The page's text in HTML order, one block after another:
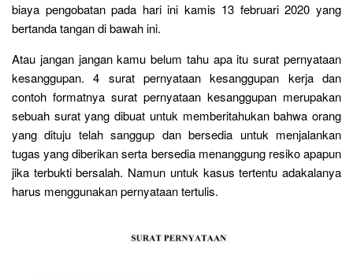
biaya pengobatan pada hari ini kamis 13 februari 2020 yang
bertanda tangan di bawah ini.
Atau jangan jangan kamu belum tahu apa itu surat pernyataan
kesanggupan. 4 surat pernyataan kesanggupan kerja dan
contoh formatnya surat pernyataan kesanggupan merupakan
sebuah surat yang dibuat untuk memberitahukan bahwa orang
yang dituju telah sanggup dan bersedia untuk menjalankan
tugas yang diberikan serta bersedia menanggung resiko apapun
jika terbukti bersalah. Namun untuk kasus tertentu adakalanya
harus menggunakan pernyataan tertulis.